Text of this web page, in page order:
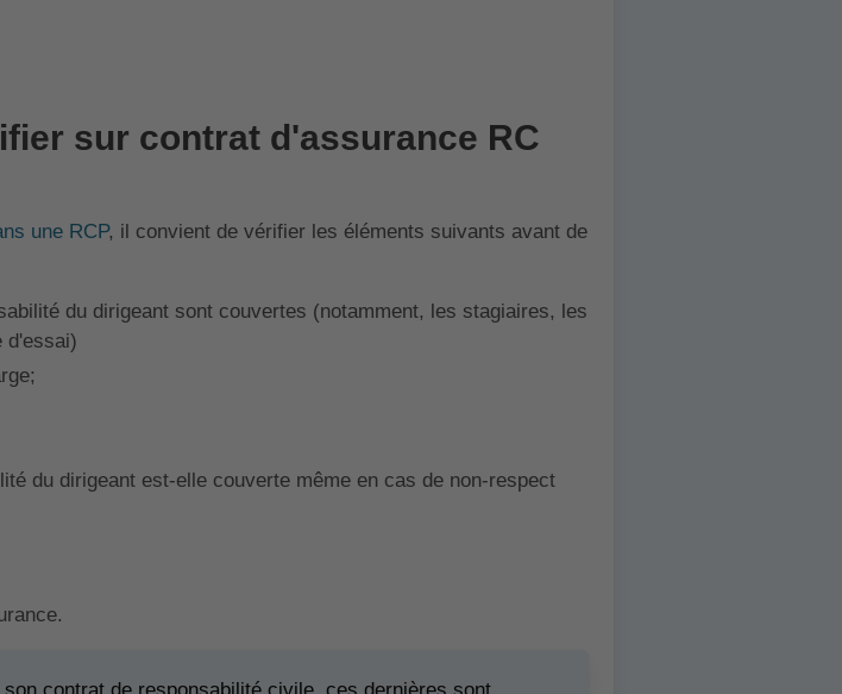
sur contrat d'assurance RC
une RCP, il convient de vérifier les éléments suivants avant de
du dirigeant sont couvertes (notamment, les stagiaires, les
d'essai)
du dirigeant est-elle couverte même en cas de non-respect